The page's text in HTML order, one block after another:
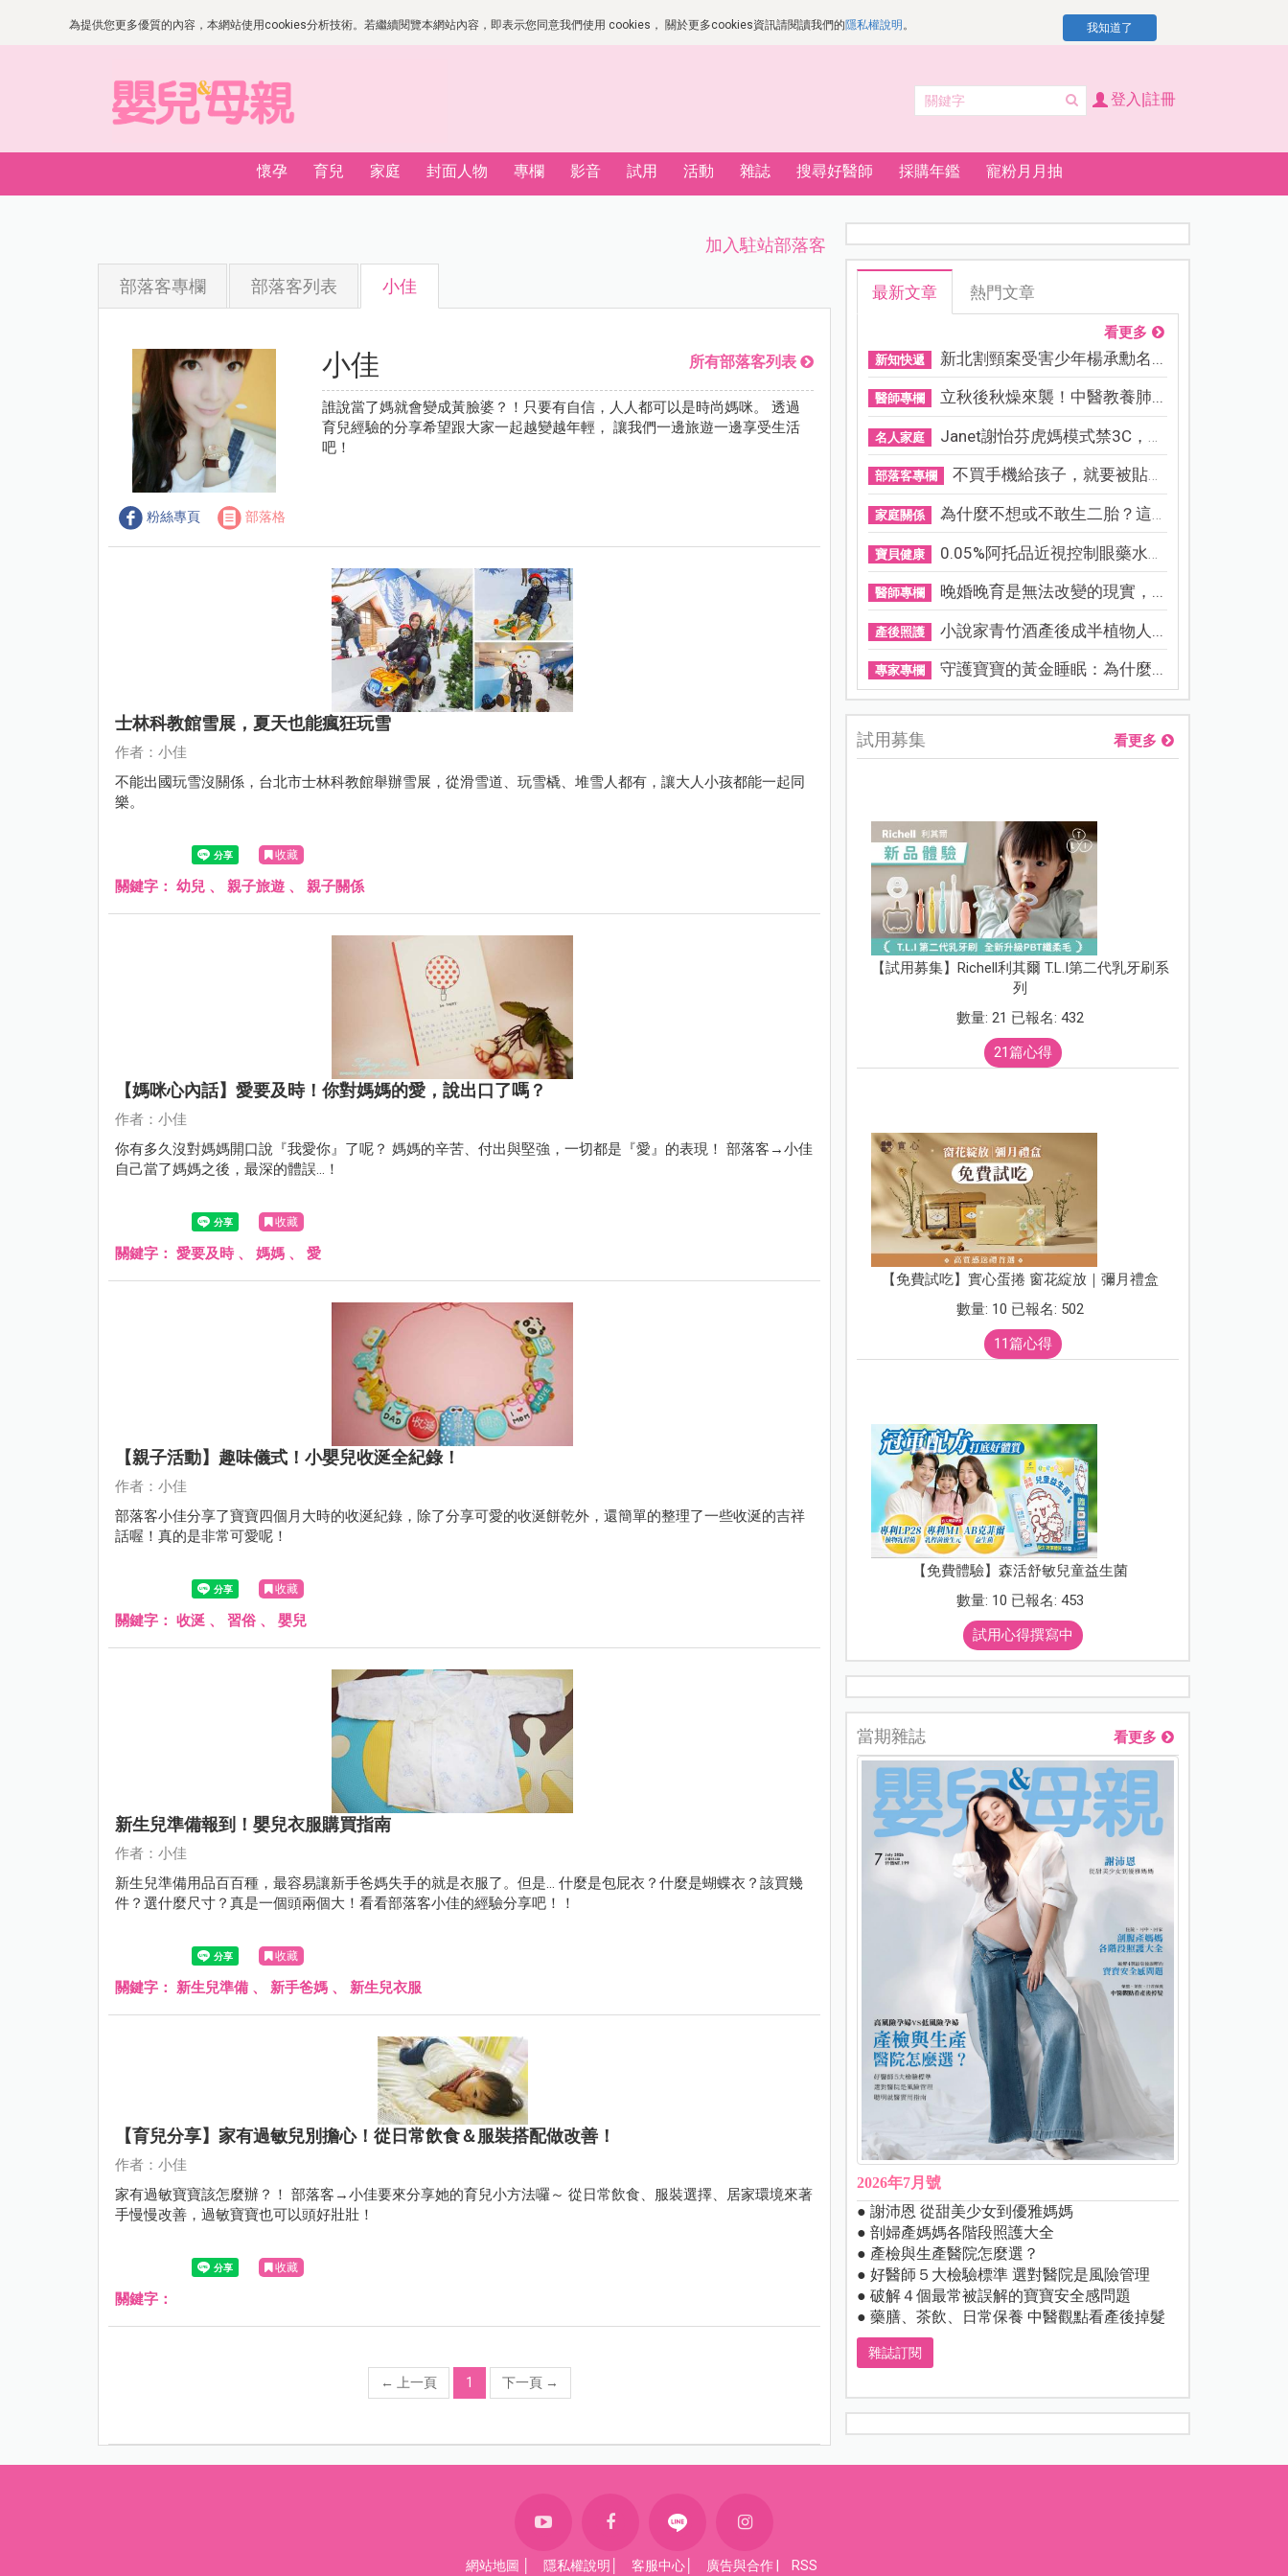
為提供您更多優質的內容，本網站使用cookies分析技術。若繼續閱覽本網站內容，即表示您同意我們使用 cookies， 關於更多cookies資訊請閱讀我們的隱私權說明 。 我知道了
登入|註冊
懷孕 育兒 家庭 封面人物 專欄 影音 試用 活動 雜誌 搜尋好醫師 採購年鑑 寵粉月月抽
加入駐站部落客
部落客專欄 部落客列表 小佳
粉絲專頁 部落格
小佳 所有部落客列表
誰說當了媽就會變成黃臉婆？！只要有自信，人人都可以是時尚媽咪。 透過
育兒經驗的分享希望跟大家一起越變越年輕， 讓我們一邊旅遊一邊享受生活
吧！
士林科教館雪展，夏天也能瘋狂玩雪
作者：小佳
不能出國玩雪沒關係，台北市士林科教館舉辦雪展，從滑雪道、玩雪橇、堆雪人都有，讓大人小孩都能一起同
樂。
收藏
關鍵字： 幼兒 、 親子旅遊 、 親子關係
【媽咪心內話】愛要及時！你對媽媽的愛，說出口了嗎？
作者：小佳
你有多久沒對媽媽開口說『我愛你』了呢？ 媽媽的辛苦、付出與堅強，一切都是『愛』的表現！ 部落客→小佳
自己當了媽媽之後，最深的體誤…！
收藏
關鍵字： 愛要及時 、 媽媽 、 愛
【親子活動】趣味儀式！小嬰兒收涎全紀錄！
作者：小佳
部落客小佳分享了寶寶四個月大時的收涎紀錄，除了分享可愛的收涎餅乾外，還簡單的整理了一些收涎的吉祥
話喔！真的是非常可愛呢！
收藏
關鍵字： 收涎 、 習俗 、 嬰兒
新生兒準備報到！嬰兒衣服購買指南
作者：小佳
新生兒準備用品百百種，最容易讓新手爸媽失手的就是衣服了。但是... 什麼是包屁衣？什麼是蝴蝶衣？該買幾
件？選什麼尺寸？真是一個頭兩個大！看看部落客小佳的經驗分享吧！！
收藏
關鍵字： 新生兒準備 、 新手爸媽 、 新生兒衣服
【育兒分享】家有過敏兒別擔心！從日常飲食＆服裝搭配做改善！
作者：小佳
家有過敏寶寶該怎麼辦？！ 部落客→小佳要來分享她的育兒小方法囉～ 從日常飲食、服裝選擇、居家環境來著
手慢慢改善，過敏寶寶也可以頭好壯壯！
收藏
關鍵字：
← 上一頁 1 下一頁 →
最新文章 熱門文章
看更多
新知快遞 新北割頸案受害少年楊承勳名...
醫師專欄 立秋後秋燥來襲！中醫教養肺...
名人家庭 Janet謝怡芬虎媽模式禁3C，看...
部落客專欄 不買手機給孩子，就要被貼「...
家庭關係 為什麼不想或不敢生二胎？這8...
寶貝健康 0.05%阿托品近視控制眼藥水納...
醫師專欄 晚婚晚育是無法改變的現實，...
產後照護 小說家青竹酒產後成半植物人...
專家專欄 守護寶寶的黃金睡眠：為什麼...
試用募集 看更多
【試用募集】Richell利其爾 T.L.I第二代乳牙刷系
列
數量: 21 已報名: 432
21篇心得
【免費試吃】實心蛋捲 窗花綻放｜彌月禮盒
數量: 10 已報名: 502
11篇心得
【免費體驗】森活舒敏兒童益生菌
數量: 10 已報名: 453
試用心得撰寫中
當期雜誌 看更多
2026年7月號
● 謝沛恩 從甜美少女到優雅媽媽
● 剖婦產媽媽各階段照護大全
● 產檢與生產醫院怎麼選？
● 好醫師５大檢驗標準 選對醫院是風險管理
● 破解４個最常被誤解的寶寶安全感問題
● 藥膳、茶飲、日常保養 中醫觀點看產後掉髮
雜誌訂閱
網站地圖 隱私權說明 客服中心 廣告與合作 RSS